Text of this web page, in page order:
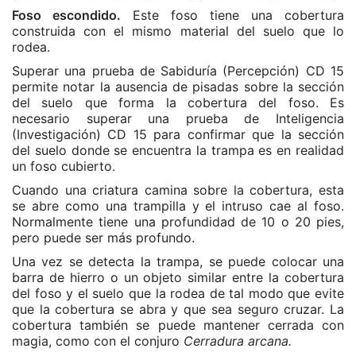
Foso escondido. Este foso tiene una cobertura
construida con el mismo material del suelo que lo
rodea.
Superar una prueba de Sabiduría (Percepción) CD 15
permite notar la ausencia de pisadas sobre la sección
del suelo que forma la cobertura del foso. Es
necesario superar una prueba de Inteligencia
(Investigación) CD 15 para confirmar que la sección
del suelo donde se encuentra la trampa es en realidad
un foso cubierto.
Cuando una criatura camina sobre la cobertura, esta
se abre como una trampilla y el intruso cae al foso.
Normalmente tiene una profundidad de 10 o 20 pies,
pero puede ser más profundo.
Una vez se detecta la trampa, se puede colocar una
barra de hierro o un objeto similar entre la cobertura
del foso y el suelo que la rodea de tal modo que evite
que la cobertura se abra y que sea seguro cruzar. La
cobertura también se puede mantener cerrada con
magia, como con el conjuro Cerradura arcana.